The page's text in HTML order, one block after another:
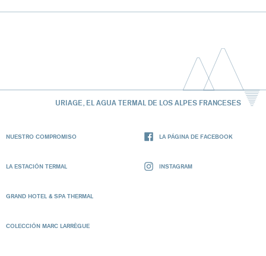
URIAGE, EL AGUA TERMAL DE LOS ALPES FRANCESES
NUESTRO COMPROMISO
LA ESTACIÓN TERMAL
GRAND HOTEL & SPA THERMAL
COLECCIÓN MARC LARRÈGUE
LA PÁGINA DE FACEBOOK
INSTAGRAM